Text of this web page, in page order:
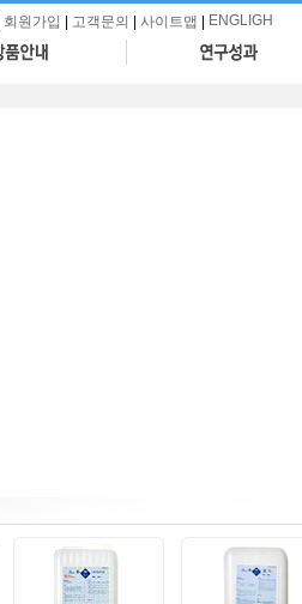
회원가입 고객문의 사이트맵 ENGLIGH